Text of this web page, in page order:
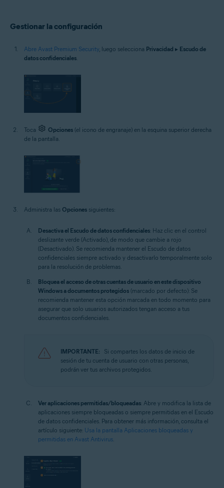
Gestionar la configuración
Abre Avast Premium Security, luego selecciona Privacidad ▸ Escudo de
datos confidenciales.
Toca Opciones (el icono de engranaje) en la esquina superior derecha
de la pantalla.
Administra las Opciones siguientes:
Desactiva el Escudo de datos confidenciales: Haz clic en el control
deslizante verde (Activado), de modo que cambie a rojo
(Desactivado). Se recomienda mantener el Escudo de datos
confidenciales siempre activado y desactivarlo temporalmente solo
para la resolución de problemas.
Bloquea el acceso de otras cuentas de usuario en este dispositivo
Windows a documentos protegidos (marcado por defecto): Se
recomienda mantener esta opción marcada en todo momento para
asegurar que solo usuarios autorizados tengan acceso a tus
documentos confidenciales.
IMPORTANTE:
Si compartes los datos de inicio de
sesión de tu cuenta de usuario con otras personas,
podrán ver tus archivos protegidos.
Ver aplicaciones permitidas/bloqueadas: Abre y modifica la lista de
aplicaciones siempre bloqueadas o siempre permitidas en el Escudo
de datos confidenciales. Para obtener más información, consulta el
artículo siguiente: Usa la pantalla Aplicaciones bloqueadas y
permitidas en Avast Antivirus.